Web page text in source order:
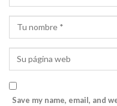
Save my name, email, and